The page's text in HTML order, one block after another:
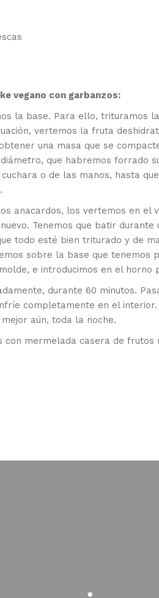
vegano con garbanzos:
la base. Para ello, trituramos
vertemos la fruta
una masa que se
que habremos forrado
o de las manos, hasta
anacardos, los vertemos en el
Tenemos que batir
todo esté bien triturado y de
sobre la base que tenemos
e introducimos en el horno
durante 60 minutos.
completamente en el
aún, toda la noche.
con mermelada casera de